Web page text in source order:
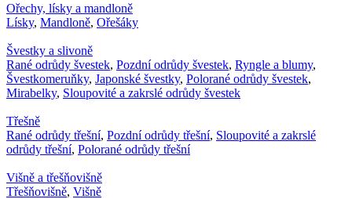
Ořechy, lísky a mandloně
Lísky, Mandloně, Ořešáky
Švestky a slivoně
Rané odrůdy švestek, Pozdní odrůdy švestek, Ryngle a blumy,
Švestkomeruňky, Japonské švestky, Polorané odrůdy švestek,
Mirabelky, Sloupovité a zakrslé odrůdy švestek
Třešně
Rané odrůdy třešní, Pozdní odrůdy třešní, Sloupovité a zakrslé
odrůdy třešní, Polorané odrůdy třešní
Višně a třešňovišně
Třešňovišně, Višně